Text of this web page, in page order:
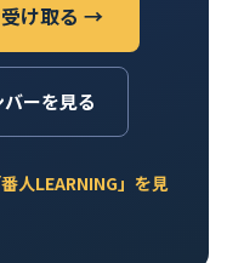
け取る →
ーを見る
人LEARNING」を見